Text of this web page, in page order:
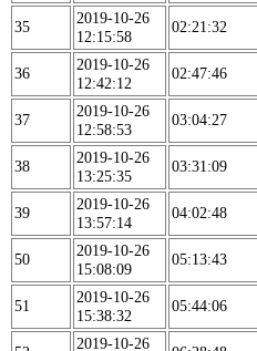
35
2019-10-26
12:15:58
02:21:32
36
2019-10-26
12:42:12
02:47:46
37
2019-10-26
12:58:53
03:04:27
38
2019-10-26
13:25:35
03:31:09
39
2019-10-26
13:57:14
04:02:48
50
2019-10-26
15:08:09
05:13:43
51
2019-10-26
15:38:32
05:44:06
2019-10-26